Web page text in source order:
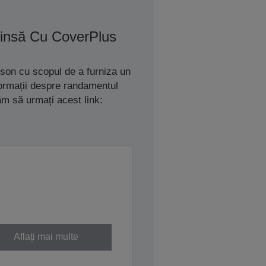
Cu CoverPlus
cu scopul de a furniza un
despre randamentul
să urmați acest link:
Aflați mai multe